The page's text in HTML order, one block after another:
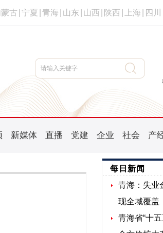
古 宁夏 青海 山东 山西 陕西 上海 四川
新媒体 直播 党建 企业 社会 产
每日新闻
青海：失业
现全域覆盖
青海省“十